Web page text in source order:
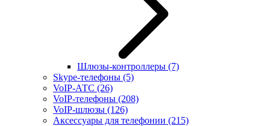
Шлюзы-контроллеры (7)
Skype-телефоны (5)
VoIP-АТС (26)
VoIP-телефоны (208)
VoIP-шлюзы (126)
Аксессуары для телефонии (215)